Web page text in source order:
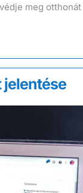
meg
jelentése